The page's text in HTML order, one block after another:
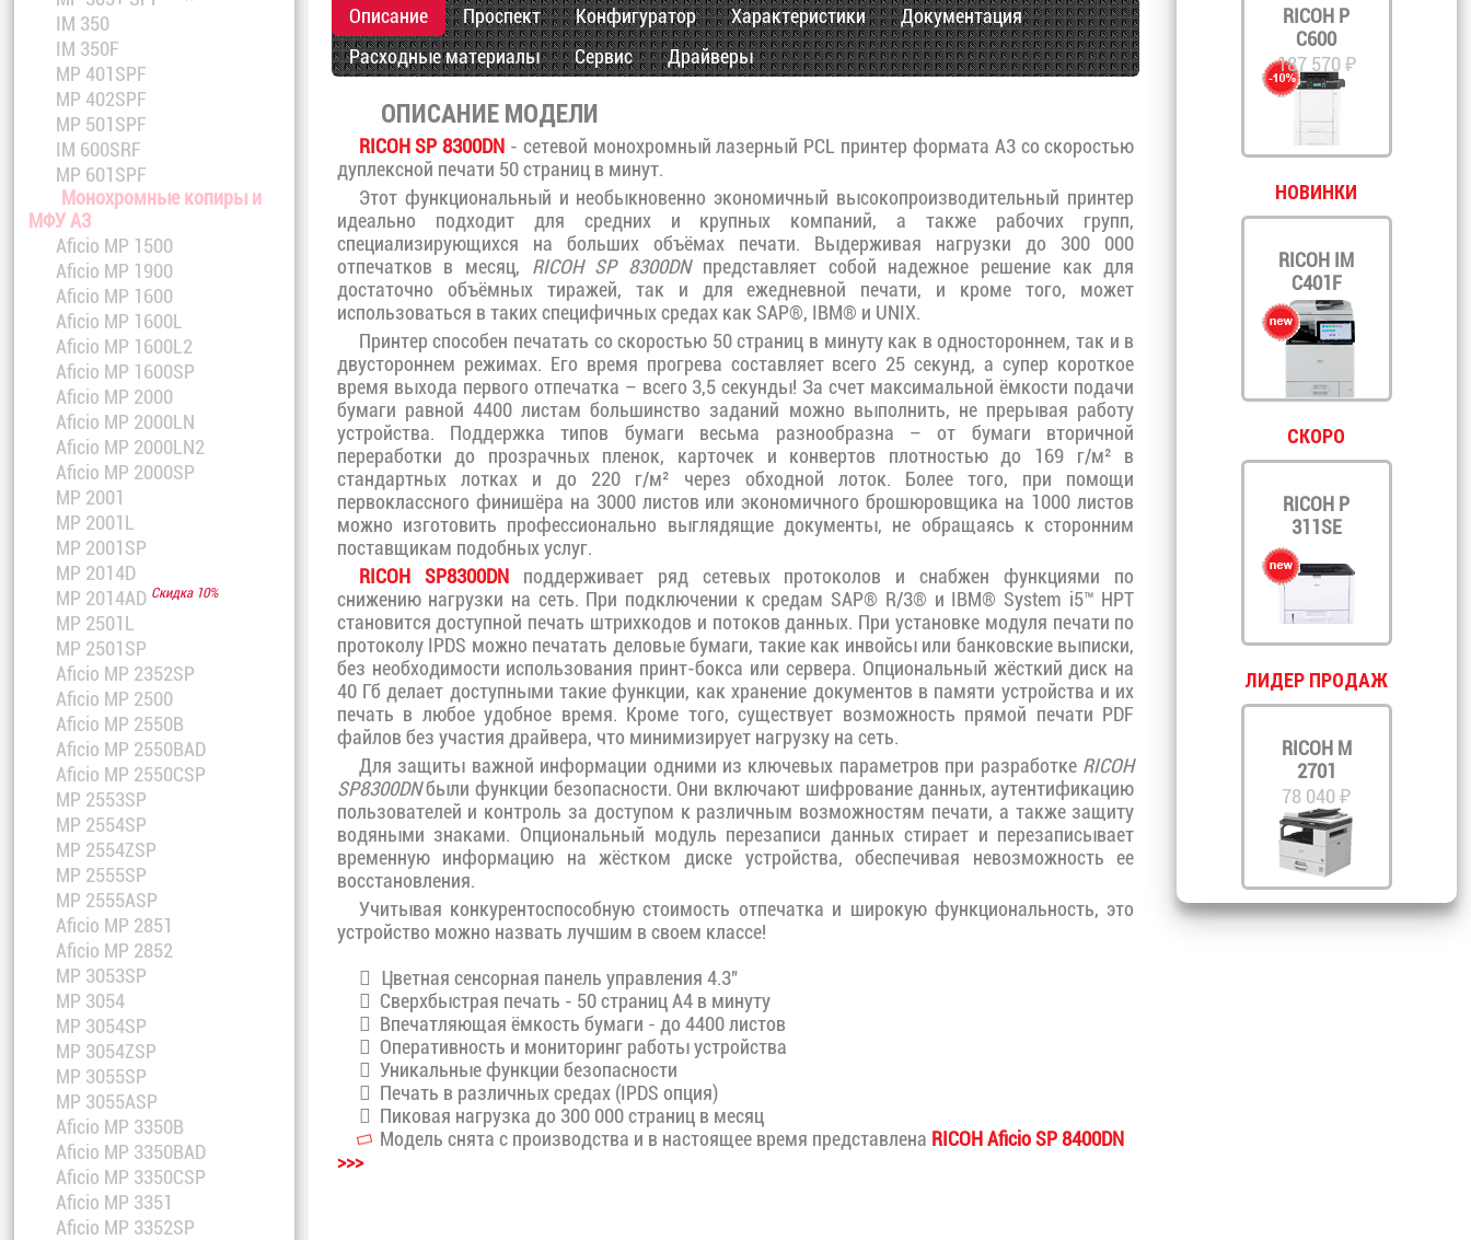
IM 350
IM 350F
MP 401SPF
MP 402SPF
MP 501SPF
IM 600SRF
MP 601SPF
Монохромные копиры и
МФУ A3
Aficio MP 1500
Aficio MP 1900
Aficio MP 1600
Aficio MP 1600L
Aficio MP 1600L2
Aficio MP 1600SP
Aficio MP 2000
Aficio MP 2000LN
Aficio MP 2000LN2
Aficio MP 2000SP
MP 2001
MP 2001L
MP 2001SP
MP 2014D
MP 2014AD Скидка 10%
MP 2501L
MP 2501SP
Aficio MP 2352SP
Aficio MP 2500
Aficio MP 2550B
Aficio MP 2550BAD
Aficio MP 2550CSP
MP 2553SP
MP 2554SP
MP 2554ZSP
MP 2555SP
MP 2555ASP
Aficio MP 2851
Aficio MP 2852
MP 3053SP
MP 3054
MP 3054SP
MP 3054ZSP
MP 3055SP
MP 3055ASP
Aficio MP 3350B
Aficio MP 3350BAD
Aficio MP 3350CSP
Aficio MP 3351
Aficio MP 3352SP
Описание Проспект Конфигуратор Характеристики
Документация
Расходные материалы
Сервис Драйверы
ОПИСАНИЕ МОДЕЛИ
RICOH SP 8300DN - сетевой монохромный лазерный PCL принтер формата А3 со скоростью
дуплексной печати 50 страниц в минут.
Этот функциональный и необыкновенно экономичный высокопроизводительный принтер
идеально подходит для средних и крупных компаний, а также рабочих групп,
специализирующихся на больших объёмах печати. Выдерживая нагрузки до 300 000
отпечатков в месяц, RICOH SP 8300DNпредставляет собой надежное решение как для
достаточно объёмных тиражей, так и для ежедневной печати, и кроме того, может
использоваться в таких специфичных средах как SAP®, IBM® и UNIX.
Принтер способен печатать со скоростью 50 страниц в минуту как в одностороннем, так и в
двустороннем режимах. Его время прогрева составляет всего 25 секунд, а супер короткое
время выхода первого отпечатка – всего 3,5 секунды! За счет максимальной ёмкости подачи
бумаги равной 4400 листам большинство заданий можно выполнить, не прерывая работу
устройства. Поддержка типов бумаги весьма разнообразна – от бумаги вторичной
переработки до прозрачных пленок, карточек и конвертов плотностью до 169 г/м² в
стандартных лотках и до 220 г/м² через обходной лоток. Более того, при помощи
первоклассного финишёра на 3000 листов или экономичного брошюровщика на 1000 листов
можно изготовить профессионально выглядящие документы, не обращаясь к сторонним
поставщикам подобных услуг.
RICOH SP8300DNподдерживает ряд сетевых протоколов и снабжен функциями по
снижению нагрузки на сеть. При подключении к средам SAP® R/3® и IBM® System i5™ HPT
становится доступной печать штрихкодов и потоков данных. При установке модуля печати по
протоколу IPDS можно печатать деловые бумаги, такие как инвойсы или банковские выписки,
без необходимости использования принт-бокса или сервера. Опциональный жёсткий диск на
40 Гб делает доступными такие функции, как хранение документов в памяти устройства и их
печать в любое удобное время. Кроме того, существует возможность прямой печати PDF
файлов без участия драйвера, что минимизирует нагрузку на сеть.
Для защиты важной информации одними из ключевых параметров при разработке RICOH
SP8300DNбыли функции безопасности. Они включают шифрование данных, аутентификацию
пользователей и контроль за доступом к различным возможностям печати, а также защиту
водяными знаками. Опциональный модуль перезаписи данных стирает и перезаписывает
временную информацию на жёстком диске устройства, обеспечивая невозможность ее
восстановления.
Учитывая конкурентоспособную стоимость отпечатка и широкую функциональность, это
устройство можно назвать лучшим в своем классе!
Цветная сенсорная панель управления 4.3"
Сверхбыстрая печать - 50 страниц А4 в минуту
Впечатляющая ёмкость бумаги - до 4400 листов
Оперативность и мониторинг работы устройства
Уникальные функции безопасности
Печать в различных средах (IPDS опция)
Пиковая нагрузка до 300 000 страниц в месяц
Модель снята с производства и в настоящее время представлена RICOH Aficio SP 8400DN
>>>
RICOH P
C600
187 570 ₽
НОВИНКИ
RICOH IM
C401F
СКОРО
RICOH P
311SE
ЛИДЕР ПРОДАЖ
RICOH M
2701
78 040 ₽